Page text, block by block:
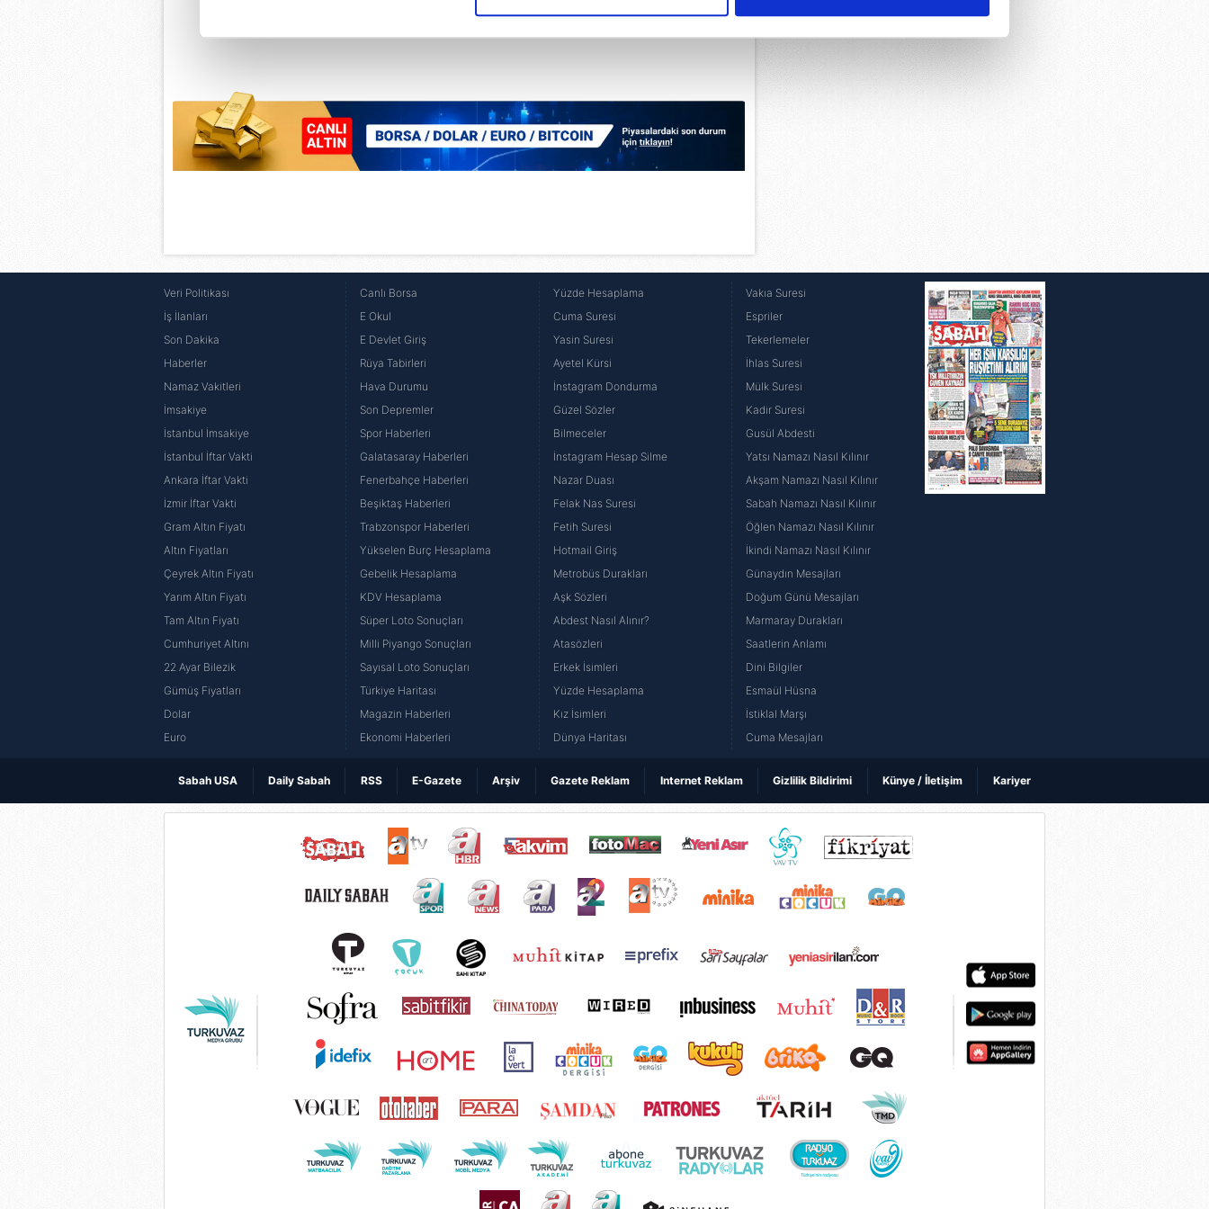
Her halükârda, kullanıcılar, bu çerezlere izin vermedikleri takdirde, kullanıcılara hedefli reklamlar gösterilmeyecektir."
amacıyla kullanılmaktadır. Diğer çerezler, sitemizin daha işlevsel kılınması ve kişiselleştirilmesi ve sizlere yönelik
reklam/pazarlama faaliyetlerinin yapılması, amaçlarıyla sınırlı olarak açık rızanız dahilinde kullanılacaktır.
Çerezlere ilişkin tercihlerinizi aşağıda yer alan panel vasıtasıyla belirleyebilirsiniz. Çerezlere ilişkin detaylı bilgi için Ayarlar
mevzuata uygun olarak kullanılan çerezlerle ilgili bilgi almak için lütfentıklayınız.
Veri Politikası
İş İlanları
Son Dakika
Haberler
Namaz Vakitleri
İmsakiye
İstanbul İmsakiye
İstanbul İftar Vakti
Ankara İftar Vakti
İzmir İftar Vakti
Gram Altın Fiyatı
Altın Fiyatları
Çeyrek Altın Fiyatı
Yarım Altın Fiyatı
Tam Altın Fiyatı
Cumhuriyet Altını
22 Ayar Bilezik
Gümüş Fiyatları
Dolar
Euro
Canlı Borsa
E Okul
E Devlet Giriş
Rüya Tabirleri
Hava Durumu
Son Depremler
Spor Haberleri
Galatasaray Haberleri
Fenerbahçe Haberleri
Beşiktaş Haberleri
Trabzonspor Haberleri
Yükselen Burç Hesaplama
Gebelik Hesaplama
KDV Hesaplama
Süper Loto Sonuçları
Milli Piyango Sonuçları
Sayısal Loto Sonuçları
Türkiye Haritası
Magazin Haberleri
Ekonomi Haberleri
Yüzde Hesaplama
Cuma Suresi
Yasin Suresi
Ayetel Kürsi
İnstagram Dondurma
Güzel Sözler
Bilmeceler
İnstagram Hesap Silme
Nazar Duası
Felak Nas Suresi
Fetih Suresi
Hotmail Giriş
Metrobüs Durakları
Aşk Sözleri
Abdest Nasıl Alınır?
Atasözleri
Erkek İsimleri
Yüzde Hesaplama
Kız İsimleri
Dünya Haritası
Vakıa Suresi
Espriler
Tekerlemeler
İhlas Suresi
Mülk Suresi
Kadir Suresi
Gusül Abdesti
Yatsı Namazı Nasıl Kılınır
Akşam Namazı Nasıl Kılınır
Sabah Namazı Nasıl Kılınır
Öğlen Namazı Nasıl Kılınır
İkindi Namazı Nasıl Kılınır
Günaydın Mesajları
Doğum Günü Mesajları
Marmaray Durakları
Saatlerin Anlamı
Dini Bilgiler
Esmaül Hüsna
İstiklal Marşı
Cuma Mesajları
Sabah USA Daily Sabah RSS E-Gazete Arşiv Gazete Reklam Internet Reklam Gizlilik Bildirimi Künye / İletişim Kariyer